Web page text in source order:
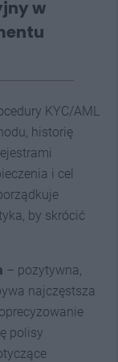
w
KYC/AML
historię
i cel
by skrócić
– pozytywna,
najczęstsza
polisy